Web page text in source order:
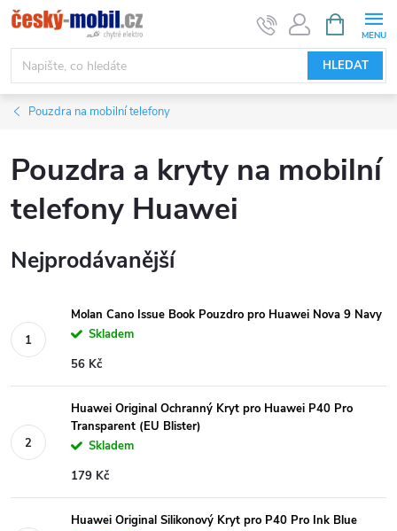
Přejít
na
obsah
HLEDAT
NÁKUPNÍ
KOŠÍK
Pouzdra na mobilní telefony
Pouzdra a kryty na mobilní
telefony Huawei
Nejprodávanější
Molan Cano Issue Book Pouzdro pro Huawei Nova 9 Navy
Skladem
56 Kč
Huawei Original Ochranný Kryt pro Huawei P40 Pro
Transparent (EU Blister)
Skladem
179 Kč
Huawei Original Silikonový Kryt pro P40 Pro Ink Blue